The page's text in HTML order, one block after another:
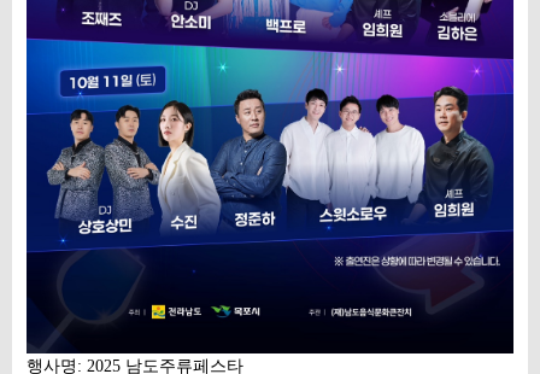
행사명: 2025 남도주류페스타